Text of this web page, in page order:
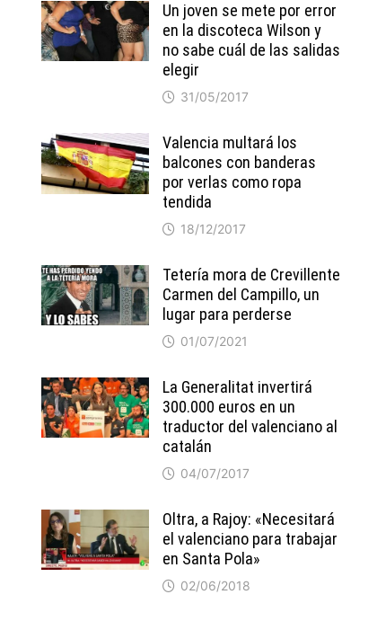
Un joven se mete por error
en la discoteca Wilson y
no sabe cuál de las salidas
elegir
31/05/2017
Valencia multará los
balcones con banderas
por verlas como ropa
tendida
18/12/2017
Tetería mora de Crevillente
Carmen del Campillo, un
lugar para perderse
01/07/2021
La Generalitat invertirá
300.000 euros en un
traductor del valenciano al
catalán
04/07/2017
Oltra, a Rajoy: «Necesitará
el valenciano para trabajar
en Santa Pola»
02/06/2018